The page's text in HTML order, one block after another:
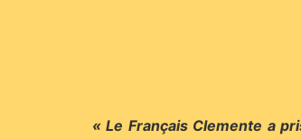
« Le Français Clemente a